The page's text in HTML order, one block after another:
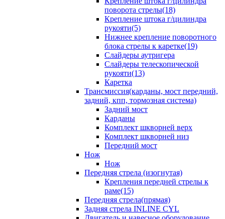
поворота стрелы(18)
Крепление штока г/цилиндра
рукояти(5)
Нижнее крепление поворотного
блока стрелы к каретке(19)
Слайдеры аутригера
Слайдеры телескопической
рукояти(13)
Каретка
Трансмиссия(карданы, мост передний,
задний, кпп, тормозная система)
Задний мост
Карданы
Комплект шкворней верх
Комплект шкворней низ
Передний мост
Нож
Нож
Передняя стрела (изогнутая)
Крепления передней стрелы к
раме(15)
Передняя стрела(прямая)
Задняя стрела INLINE CYL